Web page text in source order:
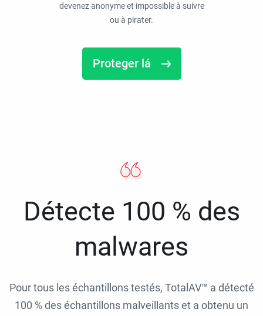
devenez anonyme et impossible à suivre
ou à pirater.
Proteger lá
Détecte 100 % des
malwares
Pour tous les échantillons testés, TotalAV™ a détecté
100 % des échantillons malveillants et a obtenu un